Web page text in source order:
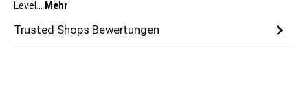
Level…
Mehr
Trusted Shops Bewertungen